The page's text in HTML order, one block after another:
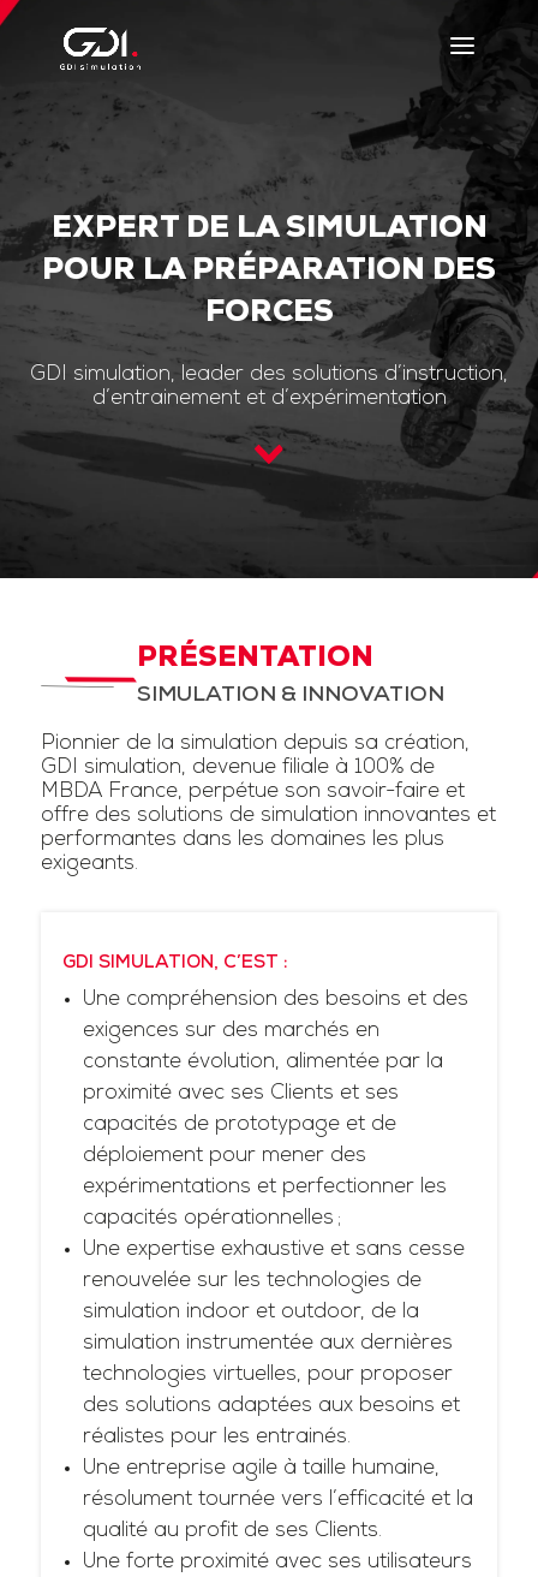
EXPERT DE LA SIMULATION
POUR LA PRÉPARATION DES
FORCES
GDI simulation, leader des solutions d’instruction,
d’entrainement et d’expérimentation
PRÉSENTATION
SIMULATION & INNOVATION
Pionnier de la simulation depuis sa création,
GDI simulation, devenue filiale à 100% de
MBDA France, perpétue son savoir-faire et
offre des solutions de simulation innovantes et
performantes dans les domaines les plus
exigeants.
GDI SIMULATION, C’EST :
Une compréhension des besoins et des
exigences sur des marchés en
constante évolution, alimentée par la
proximité avec ses Clients et ses
capacités de prototypage et de
déploiement pour mener des
expérimentations et perfectionner les
capacités opérationnelles ;
Une expertise exhaustive et sans cesse
renouvelée sur les technologies de
simulation indoor et outdoor, de la
simulation instrumentée aux dernières
technologies virtuelles, pour proposer
des solutions adaptées aux besoins et
réalistes pour les entrainés.
Une entreprise agile à taille humaine,
résolument tournée vers l’efficacité et la
qualité au profit de ses Clients.
Une forte proximité avec ses utilisateurs